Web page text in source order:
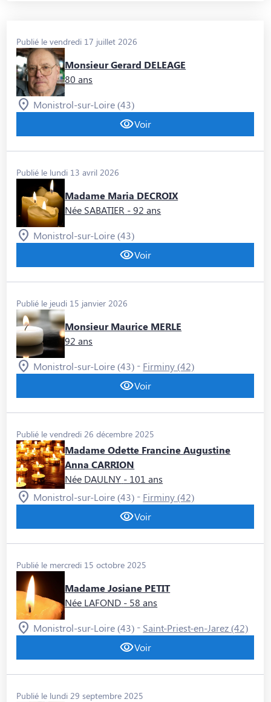
Publié le vendredi 17 juillet 2026
Monsieur Gerard DELEAGE
80 ans
Monistrol-sur-Loire (43)
Voir
Publié le lundi 13 avril 2026
Madame Maria DECROIX
Née SABATIER - 92 ans
Monistrol-sur-Loire (43)
Voir
Publié le jeudi 15 janvier 2026
Monsieur Maurice MERLE
92 ans
Monistrol-sur-Loire (43) - Firminy (42)
Voir
Publié le vendredi 26 décembre 2025
Madame Odette Francine Augustine
Anna CARRION
Née DAULNY - 101 ans
Monistrol-sur-Loire (43) - Firminy (42)
Voir
Publié le mercredi 15 octobre 2025
Madame Josiane PETIT
Née LAFOND - 58 ans
Monistrol-sur-Loire (43) - Saint-Priest-en-Jarez (42)
Voir
Publié le lundi 29 septembre 2025